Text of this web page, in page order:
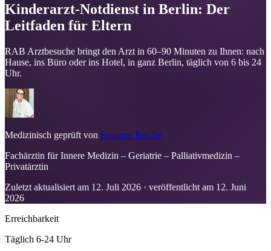
Kinderarzt-Notdienst in Berlin: Der
Leitfaden für Eltern
RAB Arztbesuche bringt den Arzt in 60–90 Minuten zu Ihnen: nach
Hause, ins Büro oder ins Hotel, in ganz Berlin, täglich von 6 bis 24
Uhr.
Medizinisch geprüft von Susanne Reiche
Fachärztin für Innere Medizin – Geriatrie – Palliativmedizin –
Privatärztin
Zuletzt aktualisiert am 12. Juli 2026 · veröffentlicht am 12. Juni
2026
Erreichbarkeit
Täglich 6-24 Uhr